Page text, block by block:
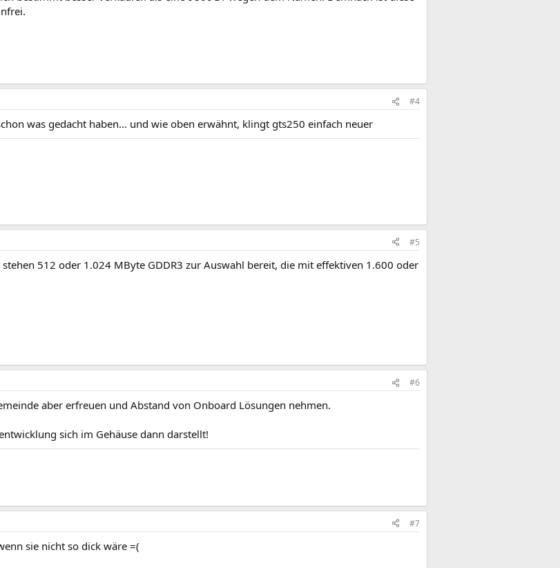
#4
was gedacht haben... und wie oben erwähnt, klingt gts250 einfach neuer
#5
stehen 512 oder 1.024 MByte GDDR3 zur Auswahl bereit, die mit effektiven 1.600 oder
#6
aber erfreuen und Abstand von Onboard Lösungen nehmen.
sich im Gehäuse dann darstellt!
#7
sie nicht so dick wäre =(